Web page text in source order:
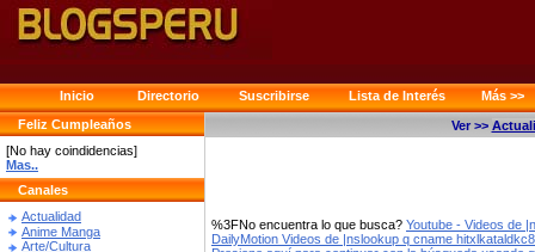
Inicio Directorio Suscribirse Lista de Interés
Más >>
Feliz Cumpleaños
[No hay coindidencias]
Mas..
Canales
Actualidad
Anime Manga
Arte/Cultura
Ver >>
%3FNo encuentra lo que busca? Youtube - Videos de
DailyMotion Videos de |nslookup q cname